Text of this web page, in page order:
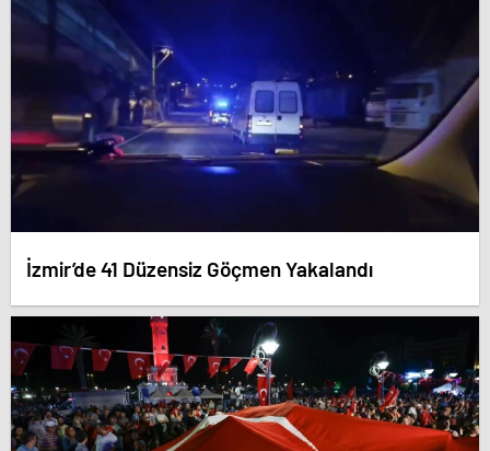
İzmir’de 41 Düzensiz Göçmen Yakalandı